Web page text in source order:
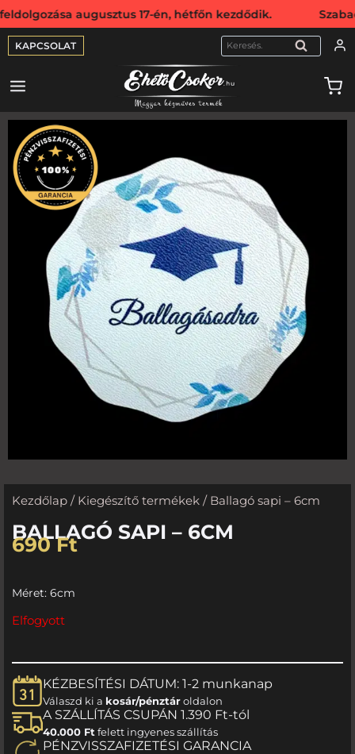
augusztus 17-én, hétfőn kezdődik.
KAPCSOLAT KERESÉS
Kezdőlap / Kiegészítő termékek / Ballagó sapi – 6cm
BALLAGÓ SAPI – 6CM
690Ft
Méret: 6cm
Elfogyott
KÉZBESÍTÉSI DÁTUM: 1-2 munkanap
Válaszd ki a kosár/pénztároldalon
A SZÁLLÍTÁS CSUPÁN 1.390 Ft-tól
40.000 Ft felett ingyenes szállítás
PÉNZVISSZAFIZETÉSI GARANCIA